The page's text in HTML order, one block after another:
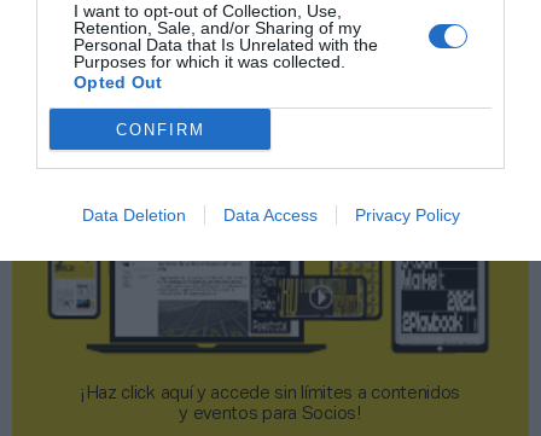
I want to opt-out of Collection, Use,
Retention, Sale, and/or Sharing of my
Personal Data that Is Unrelated with the
Purposes for which it was collected.
Opted Out
CONFIRM
Data Deletion Data Access Privacy Policy
¡Haz click aquí y accede sin límites a contenidos
y eventos para Socios!​​​​​​​